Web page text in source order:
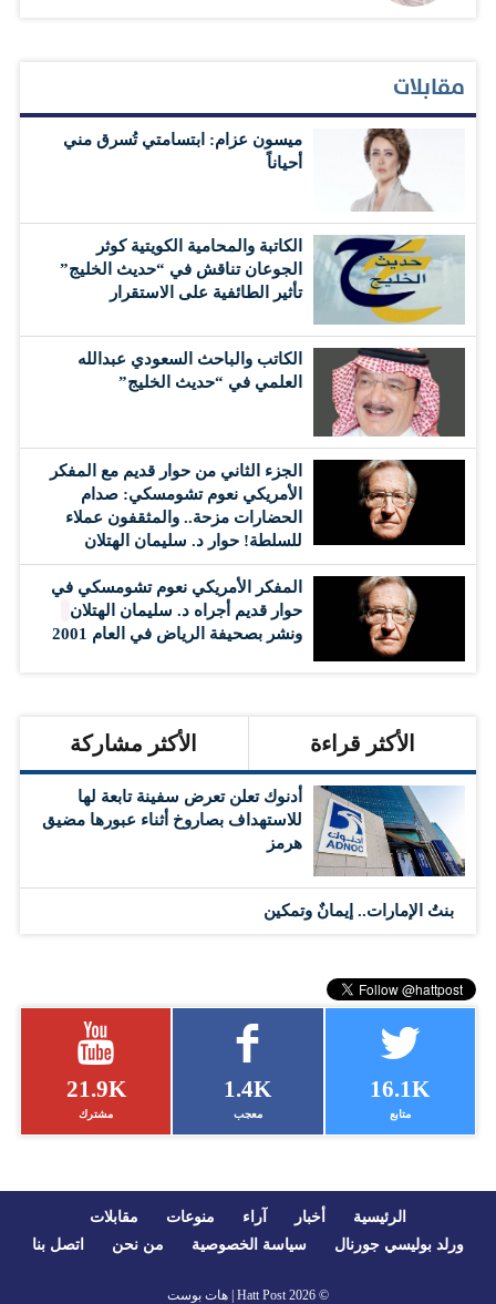
مقابلات
ميسون عزام: ابتسامتي تُسرق مني
أحياناً
الكاتبة والمحامية الكويتية كوثر
الجوعان تناقش في “حديث الخليج”
تأثير الطائفية على الاستقرار
الكاتب والباحث السعودي عبدالله
العلمي في “حديث الخليج”
الجزء الثاني من حوار قديم مع المفكر
الأمريكي نعوم تشومسكي: صدام
الحضارات مزحة.. والمثقفون عملاء
للسلطة! حوار د. سليمان الهتلان
المفكر الأمريكي نعوم تشومسكي في
حوار قديم أجراه د. سليمان الهتلان
ونشر بصحيفة الرياض في العام 2001
الأكثر قراءة الأكثر مشاركة
أدنوك تعلن تعرض سفينة تابعة لها
للاستهداف بصاروخ أثناء عبورها مضيق
هرمز
بنتُ الإمارات.. إيمانٌ وتمكين
21.9K
مشترك
1.4K
معجب
16.1K
متابع
الرئيسية أخبار آراء منوعات
مقابلات
ورلد بوليسي جورنال
سياسة الخصوصية من نحن اتصل بنا
© 2026 Hatt Post | هات بوست